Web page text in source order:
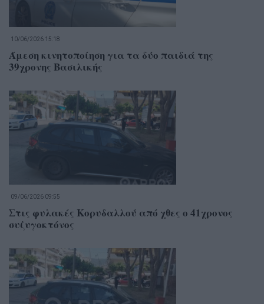
10/06/2026 15:18
Άμεση κινητοποίηση για τα δύο παιδιά της
39χρονης Βασιλικής
09/06/2026 09:55
Στις φυλακές Κορυδαλλού από χθες ο 41χρονος
συζυγοκτόνος